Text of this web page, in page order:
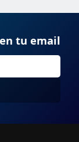
tu email